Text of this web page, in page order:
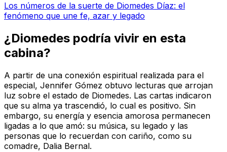
Los números de la suerte de Diomedes Díaz: el
fenómeno que une fe, azar y legado
¿Diomedes podría vivir en esta
cabina?
A partir de una conexión espiritual realizada para el
especial, Jennifer Gómez obtuvo lecturas que arrojan
luz sobre el estado de Diomedes. Las cartas indicaron
que su alma ya trascendió, lo cual es positivo. Sin
embargo, su energía y esencia amorosa permanecen
ligadas a lo que amó: su música, su legado y las
personas que lo recuerdan con cariño, como su
comadre, Dalia Bernal.